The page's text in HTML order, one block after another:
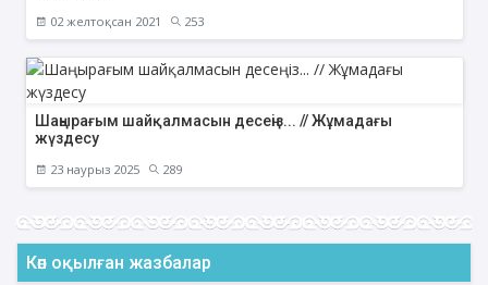
02 желтоқсан 2021 253
Шаңырағым шайқалмасын десеңіз... // Жұмадағы
жүздесу
23 наурыз 2025 289
Көп оқылған жазбалар